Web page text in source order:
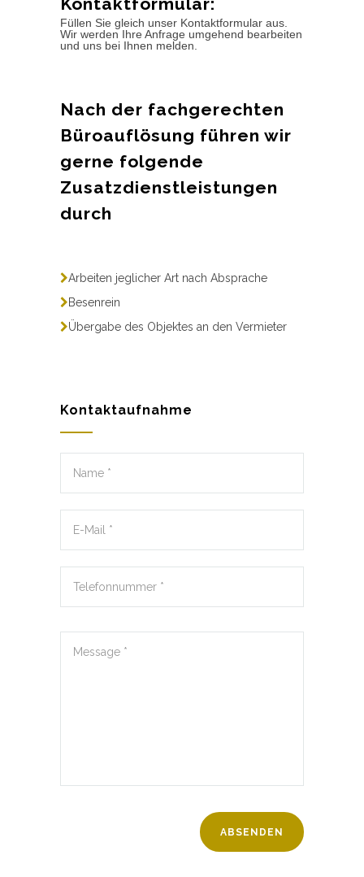
Füllen Sie gleich unser Kontaktformular aus.
Wir werden Ihre Anfrage umgehend bearbeiten
und uns bei Ihnen melden.
Nach der fachgerechten
Büroauflösung führen wir
gerne folgende
Zusatzdienstleistungen
durch
Arbeiten jeglicher Art nach Absprache
Besenrein
Übergabe des Objektes an den Vermieter
Kontaktaufnahme